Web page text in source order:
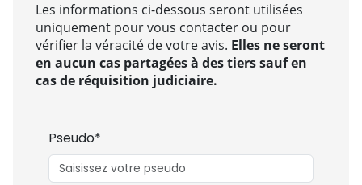
Les informations ci-dessous seront utilisées
uniquement pour vous contacter ou pour
vérifier la véracité de votre avis. Elles ne seront
en aucun cas partagées à des tiers sauf en
cas de réquisition judiciaire.
Pseudo*